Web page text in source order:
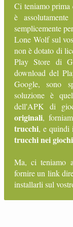
Ci teniamo prima
è
semplicemente
Lone Wolf sul
non è dotato di
Play Store di
download del
Google, sono
soluzione è
dell'APK di
originali,
trucchi, e quindi
trucchi nei
Ma, ci teniamo
fornire un link
installarli sul